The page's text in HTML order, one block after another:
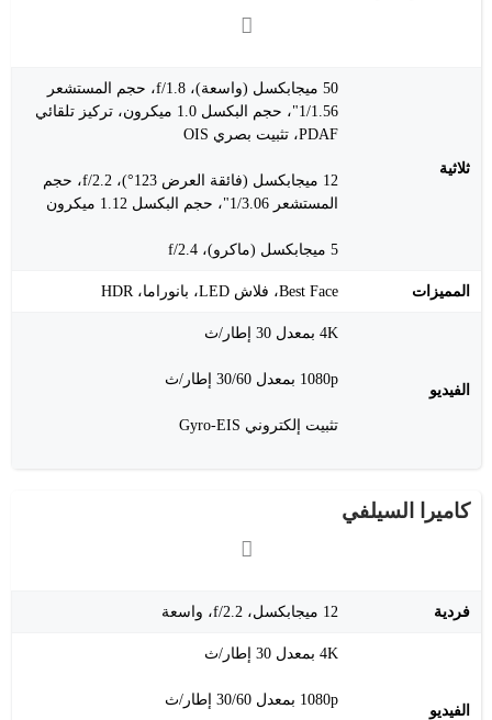
ثلاثية
50 ميجابكسل (واسعة)، f/1.8، حجم المستشعر
1/1.56"، حجم البكسل 1.0 ميكرون، تركيز تلقائي
PDAF، تثبيت بصري OIS
12 ميجابكسل (فائقة العرض 123°)، f/2.2، حجم
المستشعر 1/3.06"، حجم البكسل 1.12 ميكرون
5 ميجابكسل (ماكرو)، f/2.4
المميزات Best Face، فلاش LED، بانوراما، HDR
الفيديو
4K بمعدل 30 إطار/ث
1080p بمعدل 30/60 إطار/ث
تثبيت إلكتروني Gyro-EIS
كاميرا السيلفي
فردية 12 ميجابكسل، f/2.2، واسعة
الفيديو
4K بمعدل 30 إطار/ث
1080p بمعدل 30/60 إطار/ث